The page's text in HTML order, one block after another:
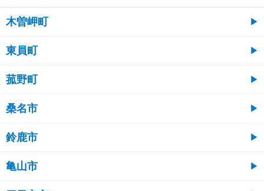
木曽岬町
東員町
菰野町
桑名市
鈴鹿市
亀山市